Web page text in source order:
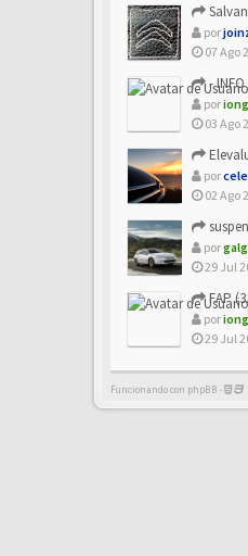
Salvando un
por
07 Ago
- INFO -
por
03 Ago
por
02 Ago
por
29 Jul
FAP (3.0
por
29 Jul
Funcionando con phpBB -